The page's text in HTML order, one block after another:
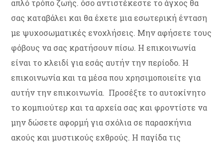
απλό τρόπο ζωής. όσο αντιστέκεστε το άγχος θα
σας καταβάλει και θα έχετε μια εσωτερική ένταση
με ψυχοσωματικές ενοχλήσεις. Μην αφήσετε τους
φόβους να σας κρατήσουν πίσω. Η επικοινωνία
είναι το κλειδί για εσάς αυτήν την περίοδο. Η
επικοινωνία και τα μέσα που χρησιμοποιείτε για
αυτήν την επικοινωνία. Προσέξτε το αυτοκίνητο
το κομπιούτερ και τα αρχεία σας και φροντίστε να
μην δώσετε αφορμή για σχόλια σε παρασκήνια
ακούς και μυστικούς εχθρούς. Η παγίδα τις